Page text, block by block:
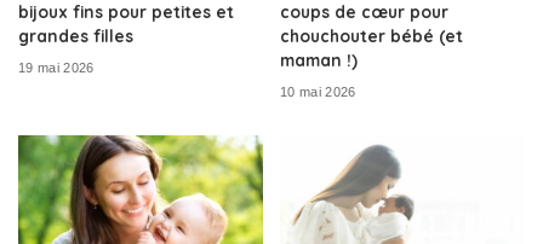
bijoux fins pour petites et
grandes filles
19 mai 2026
coups de cœur pour
chouchouter bébé (et
maman !)
10 mai 2026